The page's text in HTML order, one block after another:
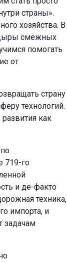
страны».
хозяйства. В
дыры смежных
помогать
от
страну
технологий.
как
719-го
и де-факто
техника,
импорта, и
задачам